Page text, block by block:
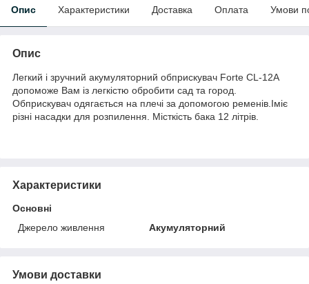
Опис Характеристики Доставка Оплата Умови
Опис
Легкий і зручний акумуляторний обприскувач Forte CL-12A
допоможе Вам із легкістю обробити сад та город.
Обприскувач одягається на плечі за допомогою ременів.Іміє
різні насадки для розпилення. Місткість бака 12 літрів.
Характеристики
Основні
Джерело живлення
Акумуляторний
Умови доставки